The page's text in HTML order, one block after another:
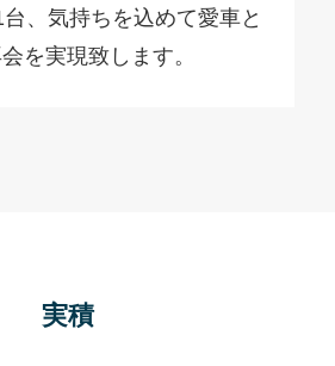
、気持ちを込めて愛車と
を実現致します。
実積